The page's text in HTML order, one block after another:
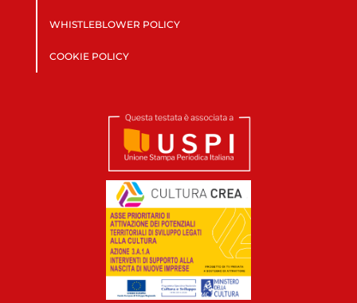
WHISTLEBLOWER POLICY
COOKIE POLICY